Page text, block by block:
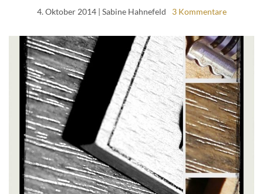
4. Oktober 2014| Sabine Hahnefeld 3 Kommentare